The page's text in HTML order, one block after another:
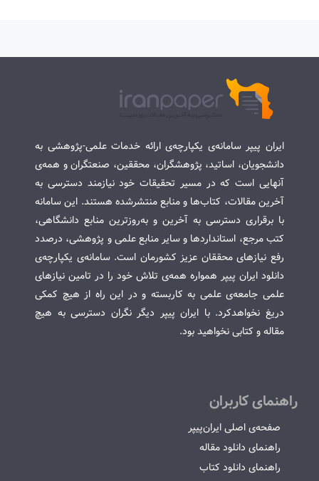
ایران پیپر سامانه‌ی یکپارچه‌ی ارائه خدمات علمی-پژوهشی به
دانشجویان، اساتید، پژوهشگران، محققین، صنعتگران و همه‌ی
آنهایی است که در مسیر تحقیقات خود نیازمند دسترسی به
آخرین مقالات، کتاب‌ها و منابع منتشرشده هستند. این سامانه
با برقراری دسترسی به آخرین و به‌روزترین منابع دانشگاهی،
کتب مرجع، استانداردها و سایر منابع علمی و پژوهشی، درصدد
رفع نیازهای محققان عزیز کشورمان است. سامانه‌ی یکپارچه‌ی
دانلود ایران پیپر همواره همه‌ی تلاش خود را در تامین نیازهای
علمی جامعه‌ی علمی به کاربسته و در این راه از هیچ کمکی
دریغ نخواهدکرد. با ایران پیپر دیگر نگران دسترسی به هیچ
مقاله و کتابی نخواهید بود.
راهنمای کاربران
صفحه‌ی اصلی ایران‌پیپر
راهنمای دانلود مقاله
راهنمای دانلود کتاب